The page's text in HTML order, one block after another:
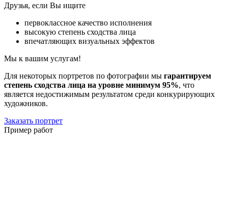
Друзья, если Вы ищите
первоклассное качество исполнения
высокую степень сходства лица
впечатляющих визуальных эффектов
Мы к вашим услугам!
Для некоторых портретов по фотографии мы гарантируем
степень сходства лица на уровне минимум 95%, что
является недостижимым результатом среди конкурирующих
художников.
Заказать портрет
Пример работ